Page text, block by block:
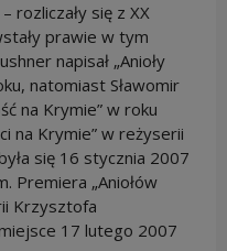
rozliczały się z XX
prawie w tym
napisał „Anioły
natomiast Sławomir
na Krymie” w roku
na Krymie” w reżyserii
się 16 stycznia 2007
Premiera „Aniołów
Krzysztofa
17 lutego 2007